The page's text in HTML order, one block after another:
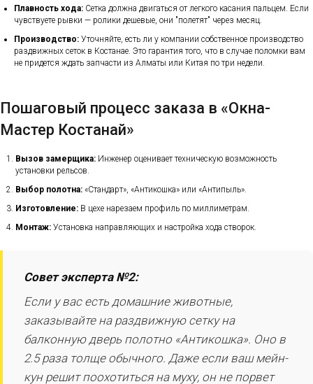
Плавность хода: Сетка должна двигаться от легкого касания пальцем. Если
чувствуете рывки — ролики дешевые, они "полетят" через месяц.
Производство: Уточняйте, есть ли у компании собственное производство
раздвижных сеток в Костанае. Это гарантия того, что в случае поломки вам
не придется ждать запчасти из Алматы или Китая по три недели.
Пошаговый процесс заказа в «Окна-
Мастер Костанай»
Вызов замерщика: Инженер оценивает техническую возможность
установки рельсов.
Выбор полотна: «Стандарт», «Антикошка» или «Антипыль».
Изготовление: В цехе нарезаем профиль по миллиметрам.
Монтаж: Установка направляющих и настройка хода створок.
Совет эксперта №2:
Если у вас есть домашние животные,
заказывайте на раздвижную сетку на
балконную дверь полотно «Антикошка». Оно в
2.5 раза толще обычного. Даже если ваш мейн-
кун решит поохотиться на муху, он не порвет